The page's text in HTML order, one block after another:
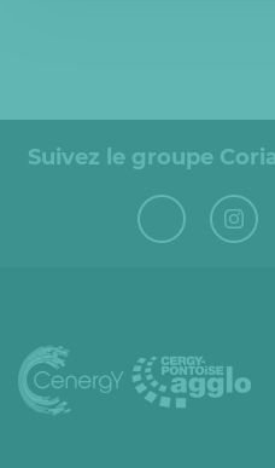
Suivez le groupe